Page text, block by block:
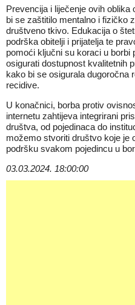
Prevencija i liječenje ovih
bi se zaštitilo mentalno i fizičko
društveno tkivo. Edukacija o
podrška obitelji i prijatelja te
pomoći ključni su koraci u borbi
osigurati dostupnost kvalitetnih
kako bi se osigurala dugoročna
recidive.
U konačnici, borba protiv
internetu zahtijeva integrirani
društva, od pojedinaca do
možemo stvoriti društvo koje je
podršku svakom pojedincu u
03.03.2024. 18:00:00